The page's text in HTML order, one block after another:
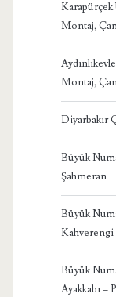
Montaj,
Montaj,
Diyarbakır
Büyük
Şahmeran
Büyük
Kahverengi
Büyük
Ayakkabı –